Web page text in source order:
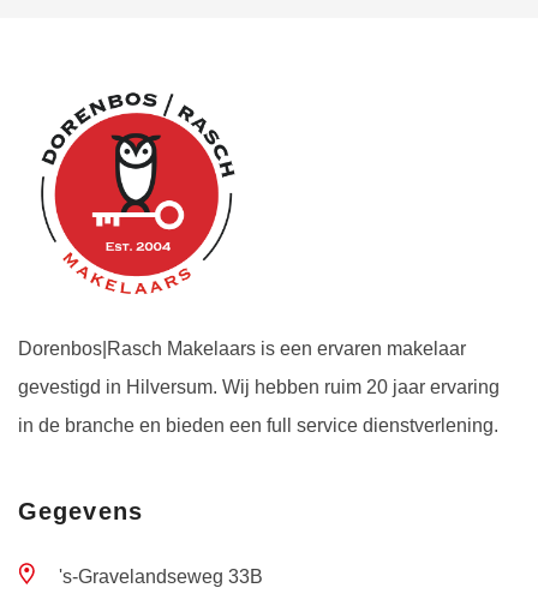
Dorenbos|Rasch Makelaars is een ervaren makelaar
gevestigd in Hilversum. Wij hebben ruim 20 jaar ervaring
in de branche en bieden een full service dienstverlening.
Gegevens
's-Gravelandseweg 33B